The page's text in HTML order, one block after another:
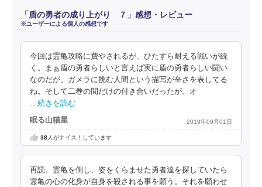
「盾の勇者の成り上がり ７」感想・レビュー
※ユーザーによる個人の感想です
今回は霊亀攻略に費やされるが、ひたすら耐える戦いが続
く。まぁ盾の勇者らしいと言えば実に盾の勇者らしい闘い
なのだが。ガメラに挑む人間という描写が辛さを表してる
ね。そして二巻の間だけの付き合いだったが、オ
…続きを読む
眠る山猫屋 2019年09月01日
38人がナイス！しています
再読。霊亀を倒し、姿をくらませた勇者達を探していたら
霊亀の心の化身が自身を殺される事を願う。それを願わせ